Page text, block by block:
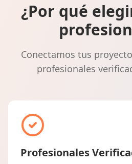
¿Por qué
Conectamos tus
profesionales
Profesionales